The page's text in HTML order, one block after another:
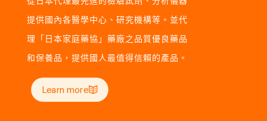
提供國內各醫學中心、研究機構等。並代
理「日本家庭藥協」藥廠之品質優良藥品
和保養品，提供國人最值得信賴的產品。
Learn more